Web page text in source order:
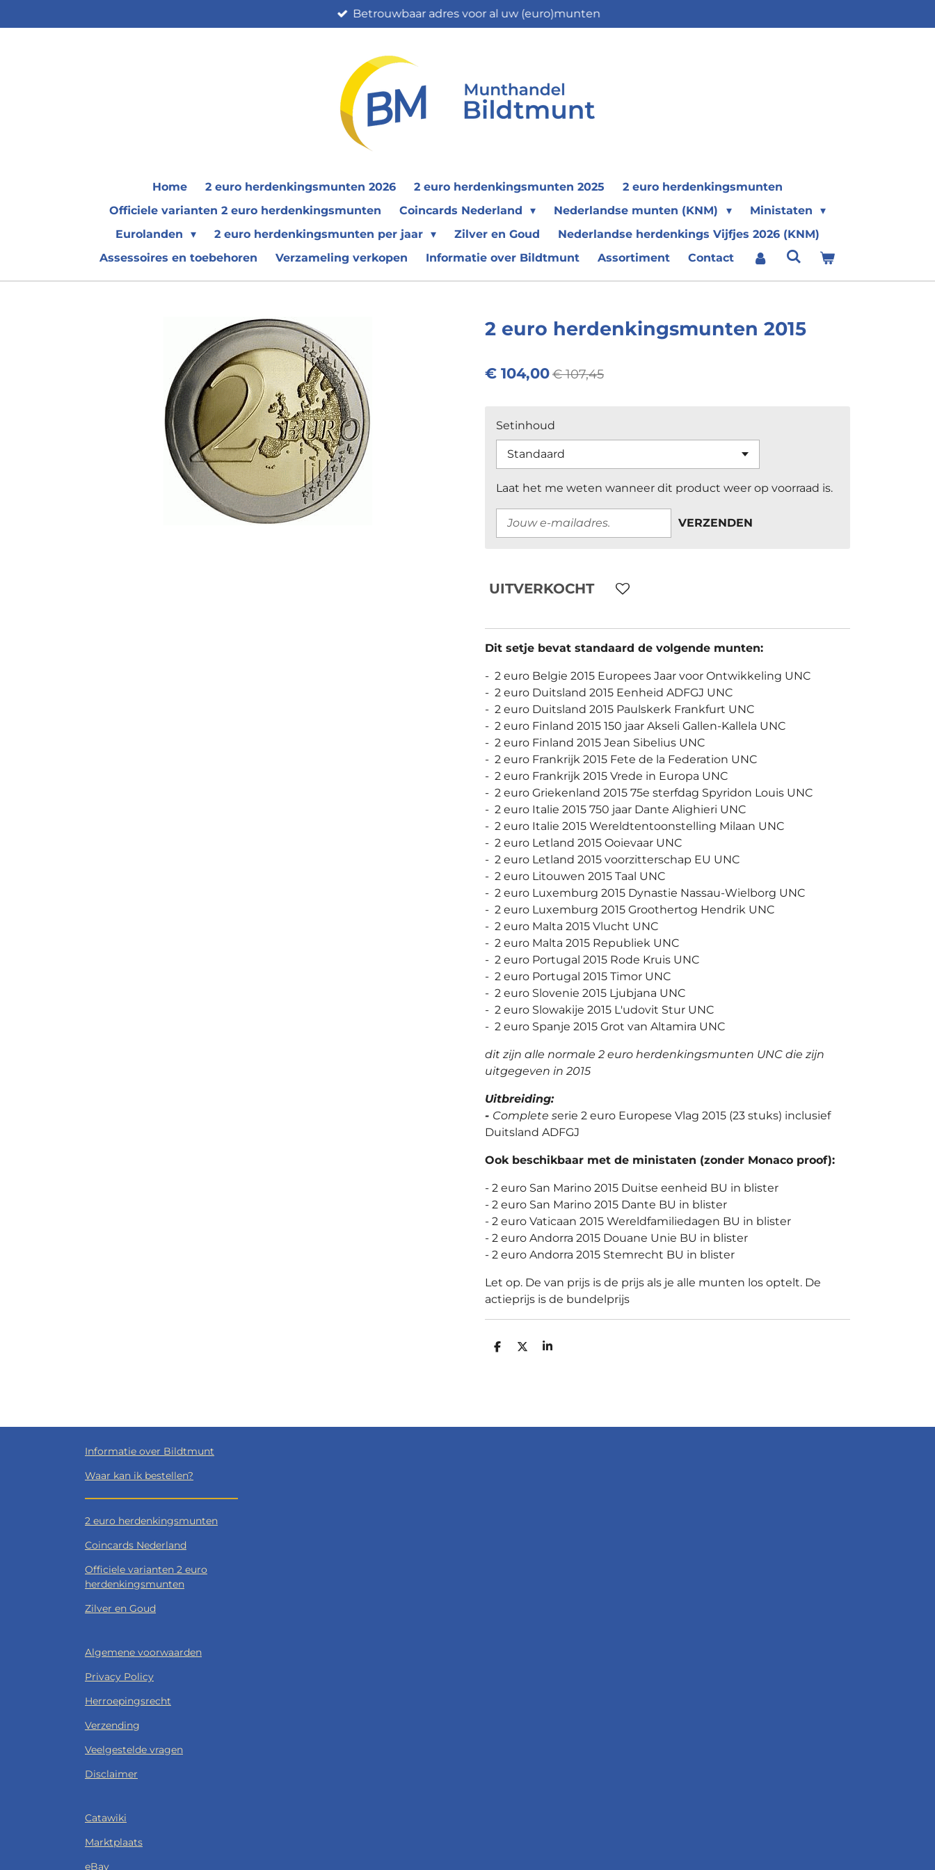
direct
Betrouwbaar adres voor al uw (euro)munten
Home 2 euro herdenkingsmunten 2026 2 euro herdenkingsmunten 2025
2 euro herdenkingsmunten
Officiele varianten 2 euro herdenkingsmunten
Coincards Nederland Nederlandse munten (KNM)
Ministaten
Eurolanden
2 euro herdenkingsmunten per jaar Zilver en Goud
Nederlandse herdenkings Vijfjes 2026 (KNM)
Assessoires en toebehoren
Verzameling verkopen Informatie over Bildtmunt Assortiment Contact
2 euro herdenkingsmunten 2015
€ 104,00€ 107,45
Setinhoud
Laat het me weten wanneer dit product weer op voorraad is.
VERZENDEN
UITVERKOCHT
Dit setje bevat standaard de volgende munten:
- 2 euro Belgie 2015 Europees Jaar voor Ontwikkeling UNC
- 2 euro Duitsland 2015 Eenheid ADFGJ UNC
- 2 euro Duitsland 2015 Paulskerk Frankfurt UNC
- 2 euro Finland 2015 150 jaar Akseli Gallen-Kallela UNC
- 2 euro Finland 2015 Jean Sibelius UNC
- 2 euro Frankrijk 2015 Fete de la Federation UNC
- 2 euro Frankrijk 2015 Vrede in Europa UNC
- 2 euro Griekenland 2015 75e sterfdag Spyridon Louis UNC
- 2 euro Italie 2015 750 jaar Dante Alighieri UNC
- 2 euro Italie 2015 Wereldtentoonstelling Milaan UNC
- 2 euro Letland 2015 Ooievaar UNC
- 2 euro Letland 2015 voorzitterschap EU UNC
- 2 euro Litouwen 2015 Taal UNC
- 2 euro Luxemburg 2015 Dynastie Nassau-Wielborg UNC
- 2 euro Luxemburg 2015 Groothertog Hendrik UNC
- 2 euro Malta 2015 Vlucht UNC
- 2 euro Malta 2015 Republiek UNC
- 2 euro Portugal 2015 Rode Kruis UNC
- 2 euro Portugal 2015 Timor UNC
- 2 euro Slovenie 2015 Ljubjana UNC
- 2 euro Slowakije 2015 L'udovit Stur UNC
- 2 euro Spanje 2015 Grot van Altamira UNC
dit zijn alle normale 2 euro herdenkingsmunten UNC die zijn
uitgegeven in 2015
Uitbreiding:
- Complete serie 2 euro Europese Vlag 2015 (23 stuks) inclusief
Duitsland ADFGJ
Ook beschikbaar met de ministaten (zonder Monaco proof):
- 2 euro San Marino 2015 Duitse eenheid BU in blister
- 2 euro San Marino 2015 Dante BU in blister
- 2 euro Vaticaan 2015 Wereldfamiliedagen BU in blister
- 2 euro Andorra 2015 Douane Unie BU in blister
- 2 euro Andorra 2015 Stemrecht BU in blister
Let op. De van prijs is de prijs als je alle munten los optelt. De
actieprijs is de bundelprijs
D
D
S
Informatie over Bildtmunt
Waar kan ik bestellen?
2 euro herdenkingsmunten
Coincards Nederland
Officiele varianten 2 euro
herdenkingsmunten
Zilver en Goud
Algemene voorwaarden
Privacy Policy
Herroepingsrecht
Verzending
Veelgestelde vragen
Disclaimer
Catawiki
Marktplaats
eBay